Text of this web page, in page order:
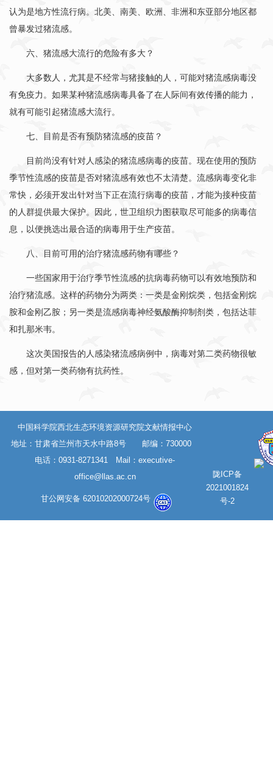
认为是地方性流行病。北美、南美、欧洲、非洲和东亚部分地区都
曾暴发过猪流感。
六、猪流感大流行的危险有多大？
大多数人，尤其是不经常与猪接触的人，可能对猪流感病毒没
有免疫力。如果某种猪流感病毒具备了在人际间有效传播的能力，
就有可能引起猪流感大流行。
七、目前是否有预防猪流感的疫苗？
目前尚没有针对人感染的猪流感病毒的疫苗。现在使用的预防
季节性流感的疫苗是否对猪流感有效也不太清楚。流感病毒变化非
常快，必须开发出针对当下正在流行病毒的疫苗，才能为接种疫苗
的人群提供最大保护。因此，世卫组织力图获取尽可能多的病毒信
息，以便挑选出最合适的病毒用于生产疫苗。
八、目前可用的治疗猪流感药物有哪些？
一些国家用于治疗季节性流感的抗病毒药物可以有效地预防和
治疗猪流感。这样的药物分为两类：一类是金刚烷类，包括金刚烷
胺和金刚乙胺；另一类是流感病毒神经氨酸酶抑制剂类，包括达菲
和扎那米韦。
这次美国报告的人感染猪流感病例中，病毒对第二类药物很敏
感，但对第一类药物有抗药性。
中国科学院西北生态环境资源研究院文献情报中心
地址：甘肃省兰州市天水中路8号 邮编：730000
电话：0931-8271341 Mail： executive-
office@llas.ac.cn
甘公网安备 62010202000724号
陇ICP备
2021001824
号-2